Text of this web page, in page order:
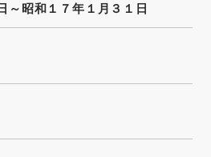
～昭和１７年１月３１日